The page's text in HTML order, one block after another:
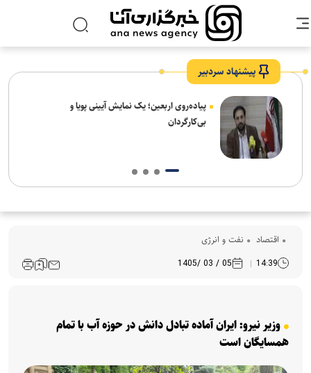
پیشنهاد سردبیر
پیاده‌روی اربعین؛ یک نمایش آیینی پویا و
بی‌کارگردان
اقتصاد نفت و انرژی
14:39
05 / 03 /1405
وزیر نیرو: ایران آماده تبادل دانش در حوزه آب با تمام
همسایگان است